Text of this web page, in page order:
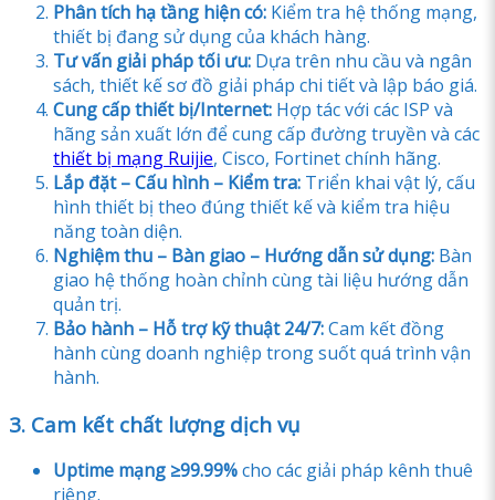
Phân tích hạ tầng hiện có: Kiểm tra hệ thống mạng,
thiết bị đang sử dụng của khách hàng.
Tư vấn giải pháp tối ưu: Dựa trên nhu cầu và ngân
sách, thiết kế sơ đồ giải pháp chi tiết và lập báo giá.
Cung cấp thiết bị/Internet: Hợp tác với các ISP và
hãng sản xuất lớn để cung cấp đường truyền và các
thiết bị mạng Ruijie, Cisco, Fortinet chính hãng.
Lắp đặt – Cấu hình – Kiểm tra: Triển khai vật lý, cấu
hình thiết bị theo đúng thiết kế và kiểm tra hiệu
năng toàn diện.
Nghiệm thu – Bàn giao – Hướng dẫn sử dụng: Bàn
giao hệ thống hoàn chỉnh cùng tài liệu hướng dẫn
quản trị.
Bảo hành – Hỗ trợ kỹ thuật 24/7:Cam kết đồng
hành cùng doanh nghiệp trong suốt quá trình vận
hành.
3. Cam kết chất lượng dịch vụ
Uptime mạng ≥99.99%cho các giải pháp kênh thuê
riêng.